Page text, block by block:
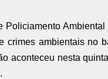
Policiamento
crimes ambientais no
aconteceu nesta